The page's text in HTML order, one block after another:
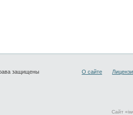
защищены
О сайте
Сайт